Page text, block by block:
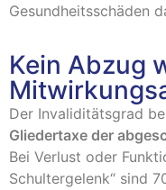
Gesundheitsschäden
Kein Abzug
Der Invaliditätsgrad
Gliedertaxe der
Bei Verlust oder
Schultergelenk“ sind